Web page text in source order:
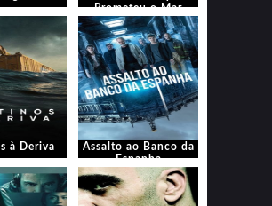
Prometeu o Mar
à Deriva
Assalto ao Banco da
Espanha